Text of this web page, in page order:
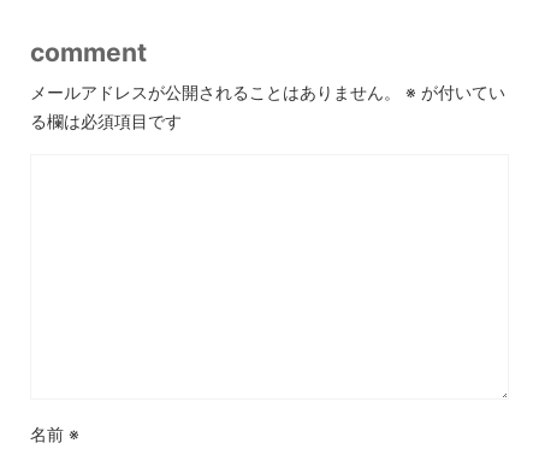
comment
メールアドレスが公開されることはありません。 ※ が付いてい
る欄は必須項目です
名前 ※